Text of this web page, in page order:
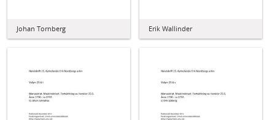
Johan Tornberg Erik Wallinder